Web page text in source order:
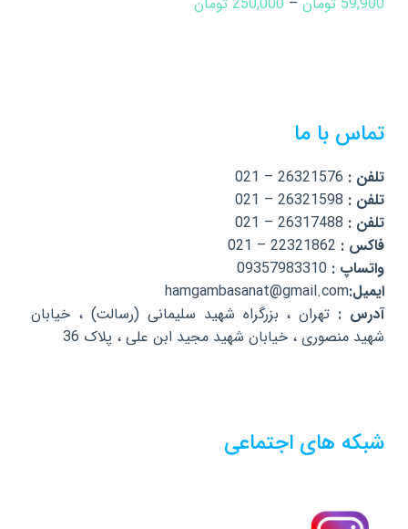
تماس با ما
تلفن : 26321576 – 021
تلفن : 26321598 – 021
تلفن : 26317488 – 021
فاکس :
واتساپ : 09357983310
ایمیل:hamgambasanat@gmail.com
آدرس : تهران ، بزرگراه شهید سلیمانی (رسالت) ، خیابان
شهید منصوری ، خیابان شهید مجید ابن علی ، پلاک 36
شبکه های اجتماعی